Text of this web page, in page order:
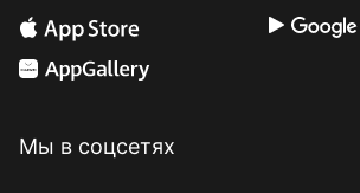
Мы в соцсетях